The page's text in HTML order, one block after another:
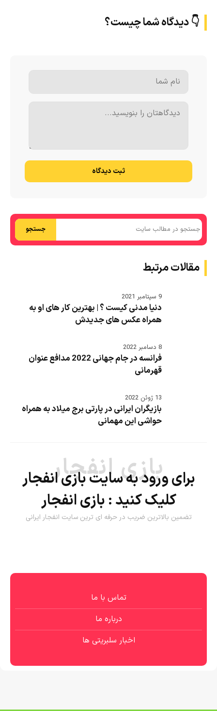
👇 دیدگاه شما چیست؟
ثبت دیدگاه
جستجو
مقالات مرتبط
9 سپتامبر 2021
دنیا مدنی کیست ؟ | بهترین کار های او به
همراه عکس های جدیدش
8 دسامبر 2022
فرانسه در جام جهانی 2022 مدافع عنوان
قهرمانی
13 ژوئن 2022
بازیگران ایرانی در پارتی برج میلاد به همراه
حواشی این مهمانی
بازی انفجار
برای ورود به سایت بازی انفجار
کلیک کنید : بازی انفجار
تضمین بالاترین ضریب در حرفه ای ترین سایت انفجار ایرانی
تماس با ما
درباره ما
اخبار سلبریتی ها